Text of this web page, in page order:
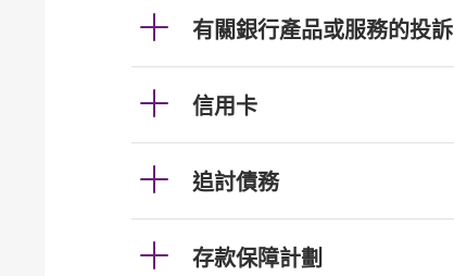
有關銀行產品或服務的投訴
信用卡
追討債務
存款保障計劃